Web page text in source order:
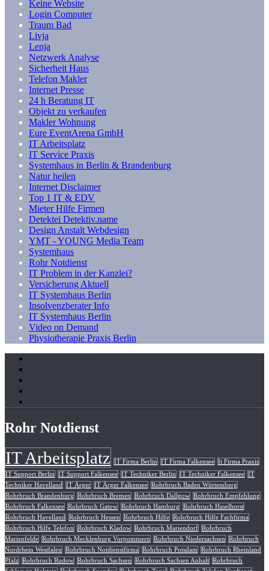
Keine Website
Login Computer
Traum Bad
Livja
Lenja
Netzwerk Analyse
Sicherheit Haus
Telefon Makler
Internet Presse
24 h Beratung IT
Objekt zu verkaufen
Makler Wohnung
Eure EventArena GmbH
IT Arbeitsplatz
IT Service Praxis
Systemhaus in Berlin & Brandenburg
Natur heilen
Internet Disclaimer
Top 1 IT & EDV
Mieter Hilfe Firmen
Detektei Detektiv.name
Design Anstalt Webdesign
YMT - YOUNG Media Team
Systemhaus
Rohr Notdienst
IT Problem in der Kanzlei?
Versicherung Aktuell
IT Systemhaus Berlin
Insolvenzberater Info
IT Systemhaus Berlin
Video on Demand
Physiotherapie Praxis Berlin
Rohr Notdienst
IT Arbeitsplatz IT Firma Berlin IT Firma Falkensee It Firma Praxis
IT Support Berlin
IT Support Falkensee IT Techniker Berlin IT Techniker Falkensee IT
Techniker Havelland
IT Ärger IT Ärger Falkensee Rohrbruch Baden Würtemberg
Rohrbruch Brandenburg
Rohrbruch Bremen Rohrbruch Dallgow Rohrbruch Empfehlung
Rohrbruch Falkensee Rohrbruch Gatow Rohrbruch Hamburg
Rohrbruch Haselhorst
Rohrbruch Havelland
Rohrbruch Hessen Rohrbruch Hilfe Rohrbruch Hilfe Fachfirma
Rohrbruch Hilfe Telefon
Rohrbruch Kladow Rohrbruch Mariendorf Rohrbruch
Marienfelde Rohrbruch Mecklenburg Vorpommern Rohrbruch Niedersachsen
Rohrbruch
Nordrhein Westfalen
Rohrbruch Notdienstfirma Rohrbruch Potsdam
Rohrbruch Rheinland
Pfalz Rohrbruch Rudow Rohrbruch Sachsen Rohrbruch Sachsen Anhalt Rohrbruch